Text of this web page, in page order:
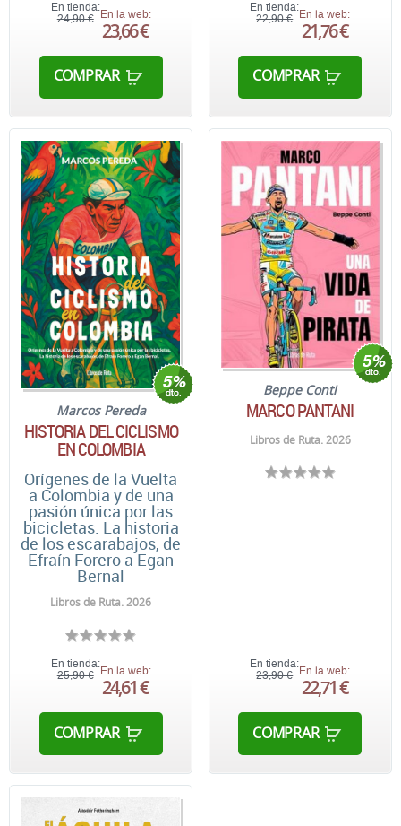
En tienda:
24,90 € En la web:
23,66 €
COMPRAR
En tienda:
22,90 €
En la web:
21,76 €
COMPRAR
Marcos Pereda
HISTORIA DEL CICLISMO
EN COLOMBIA
Orígenes de la Vuelta
a Colombia y de una
pasión única por las
bicicletas. La historia
de los escarabajos, de
Efraín Forero a Egan
Bernal
Libros de Ruta. 2026
En tienda:
25,90 € En la web:
24,61 €
COMPRAR
Beppe Conti
MARCO PANTANI
Libros de Ruta. 2026
En tienda:
23,90 €
En la web:
22,71 €
COMPRAR